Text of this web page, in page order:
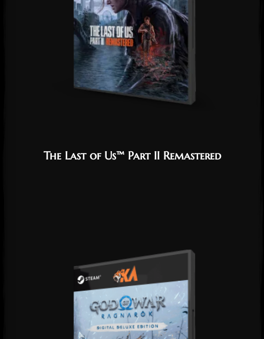
The Last of Us™ Part II Remastered